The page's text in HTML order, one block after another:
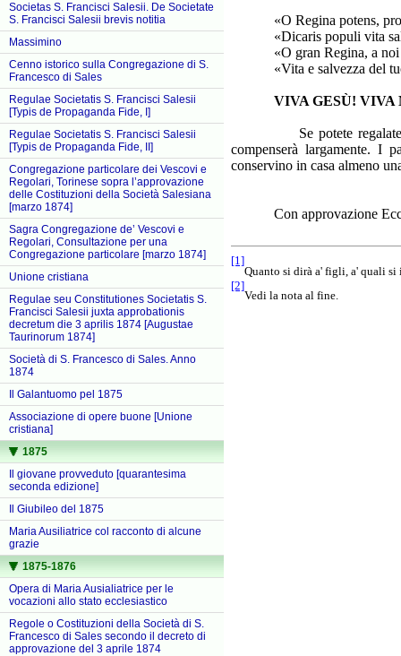
Societas S. Francisci Salesii. De Societate
S. Francisci Salesii brevis notitia
Massimino
Cenno istorico sulla Congregazione di S.
Francesco di Sales
Regulae Societatis S. Francisci Salesii
[Typis de Propaganda Fide, I]
Regulae Societatis S. Francisci Salesii
[Typis de Propaganda Fide, II]
Congregazione particolare dei Vescovi e
Regolari, Torinese sopra l’approvazione
delle Costituzioni della Società Salesiana
[marzo 1874]
Sagra Congregazione de’ Vescovi e
Regolari, Consultazione per una
Congregazione particolare [marzo 1874]
Unione cristiana
Regulae seu Constitutiones Societatis S.
Francisci Salesii juxta approbationis
decretum die 3 aprilis 1874 [Augustae
Taurinorum 1874]
Società di S. Francesco di Sales. Anno
1874
Il Galantuomo pel 1875
Associazione di opere buone [Unione
cristiana]
1875
Il giovane provveduto [quarantesima
seconda edizione]
Il Giubileo del 1875
Maria Ausiliatrice col racconto di alcune
grazie
1875-1876
Opera di Maria Ausialiatrice per le
vocazioni allo stato ecclesiastico
Regole o Costituzioni della Società di S.
Francesco di Sales secondo il decreto di
approvazione del 3 aprile 1874
«O Regina potens,
«Dicaris populi vita
«O gran Regina, a noi
«Vita e salvezza del tuo
VIVA GESÙ!
Se potete regalate di
compenserà largamente. I
conservino in casa almeno
Con approvazione
[1]
Quanto si dirà a' figli, a' quali
[2]
Vedi la nota al fine.